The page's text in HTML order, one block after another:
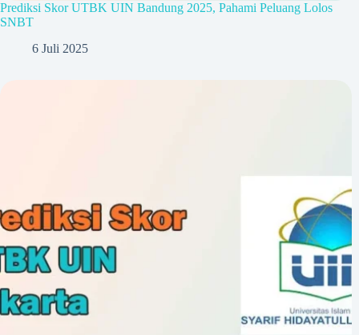
Prediksi Skor UTBK UIN Bandung 2025, Pahami Peluang Lolos
SNBT
6 Juli 2025